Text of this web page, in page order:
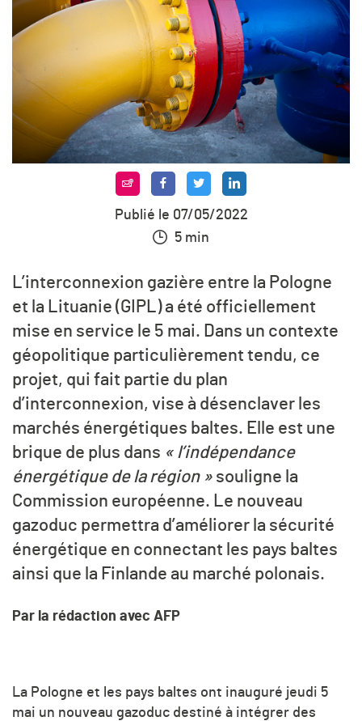
Publié le 07/05/2022
5 min
L’interconnexion gazière entre la Pologne
et la Lituanie (GIPL) a été officiellement
mise en service le 5 mai. Dans un contexte
géopolitique particulièrement tendu, ce
projet, qui fait partie du plan
d’interconnexion, vise à désenclaver les
marchés énergétiques baltes. Elle est une
brique de plus dans « l’indépendance
énergétique de la région » souligne la
Commission européenne. Le nouveau
gazoduc permettra d’améliorer la sécurité
énergétique en connectant les pays baltes
ainsi que la Finlande au marché polonais.
Par la rédaction avec AFP
La Pologne et les pays baltes ont inauguré jeudi 5
mai un nouveau gazoduc destiné à intégrer des